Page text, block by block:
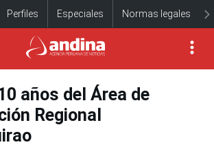
Perfiles Especiales Normas legales
años del Área de
Regional